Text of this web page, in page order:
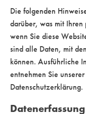
Die folgenden
darüber, was mit Ihren
wenn Sie diese
sind alle Daten, mit
können. Ausführliche
entnehmen Sie
Datenschutzerklärung.